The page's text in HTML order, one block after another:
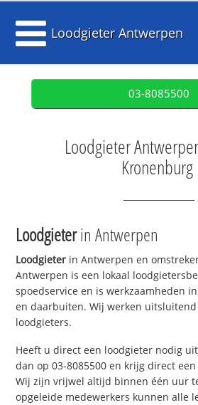
Loodgieter Antwerpen
03-8085500
Loodgieter
Kronenburg
Loodgieterin Antwerpen
Loodgieter in Antwerpen en
Antwerpen is een lokaal
spoedservice en is werkzaamheden
en daarbuiten. Wij werken
loodgieters.
Heeft u direct een loodgieter nodig
dan op 03-8085500 en krijg direct
Wij zijn vrijwel altijd binnen één uur
opgeleide medewerkers kunnen alle